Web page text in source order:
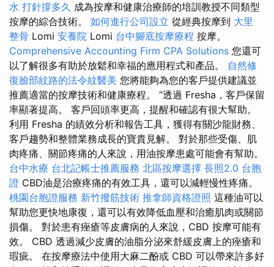
水 打針撐多久 成為按摩和健康治療師的培訓教授不同類型
按摩的綜合技術。 如何進行公司設立 從經典按摩到 大里
整骨 Lomi 安養院 Lomi 台中腳底按摩療程 按摩。
Comprehensive Accounting Firm CPA Solutions 您還可
以了解很多有助於放鬆和幸福的應用程式和產品。 自然修
復臉部紋路的法令紋醫美 您將能夠為您的客戶提供建議並
推薦適當的按摩技術和健康療程。 “透過 Fresha，客戶保留
率顯著提高。 客戶回頭率更高，提醒和確認有很大幫助。
利用 Fresha 的績效分析和報告工具，獲得有關沙龍財務、
客戶趨勢和整體業務成長的寶貴見解。 對於那些受傷、肌
肉疼痛、關節疼痛的人來說，用油按摩患處可能會有幫助。
台中水療 台北記帳士推薦服務 北區按摩選擇 長照2.0 台胞
證 CBD油是治療疼痛的有效工具，還可以減輕慢性疼痛。
桃園台胞證服務 新竹撥筋技術 推拿師資格證照 這種油可以
幫助您更快地康復，還可以有效降低血壓和治癒肌肉或關節
損傷。 對於患有痤瘡等皮膚病的人來說，CBD 按摩可能有
效。 CBD 透過減少皮膚的油脂分泌來舒緩皮膚上的痤瘡和
瑕疵。 在按摩療法中使用大麻二酚或 CBD 可以帶來許多好